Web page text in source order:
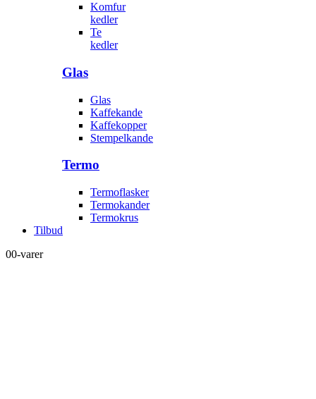
Komfur
kedler
Te
kedler
Glas
Glas
Kaffekande
Kaffekopper
Stempelkande
Termo
Termoflasker
Termokander
Termokrus
Tilbud
00-varer